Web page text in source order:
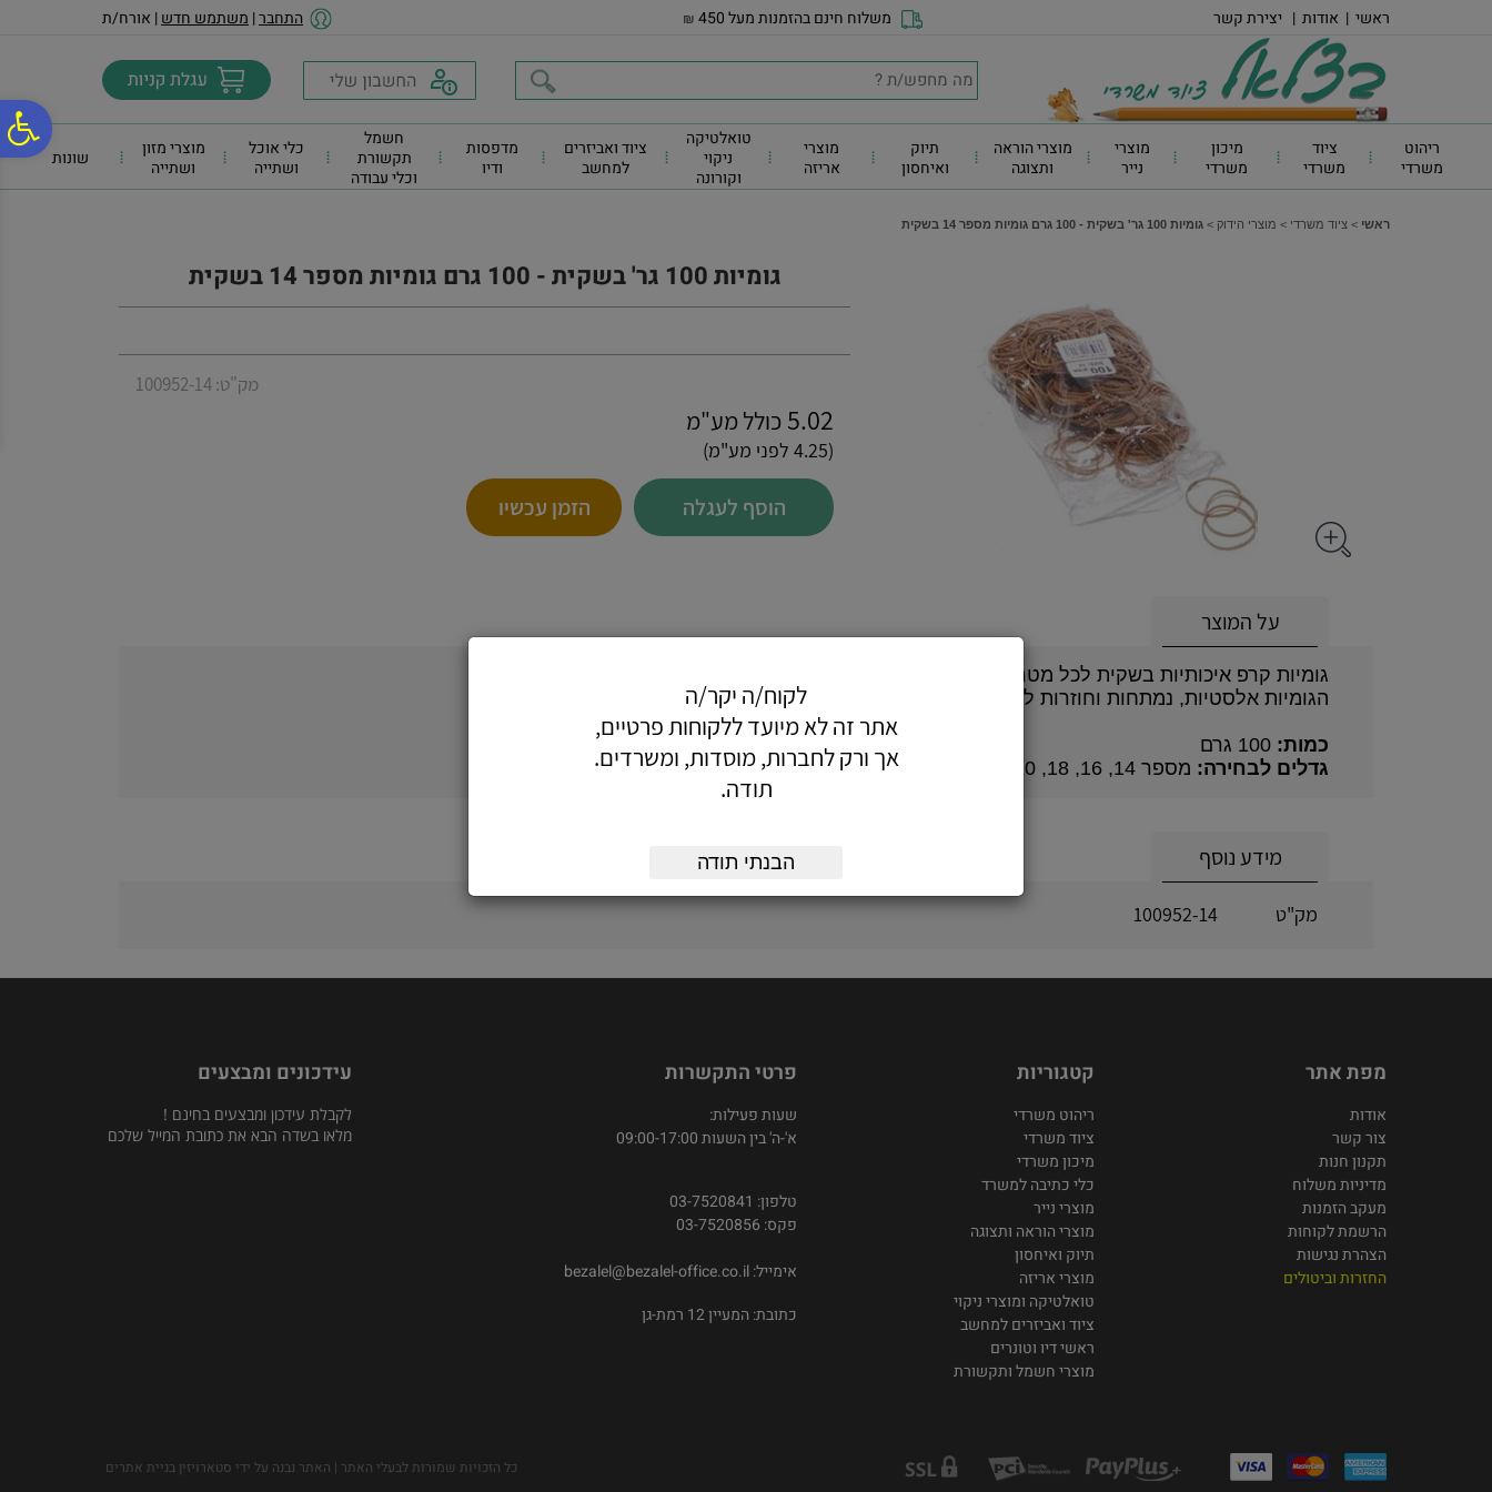
נגישות
אתר
המרכזי
ראשי | אודות | יצירת קשר משלוח חינם בהזמנות מעל 450 ₪ התחבר| משתמש חדש| אורח/ת
ריהוט
משרדי
ציוד
משרדי
מיכון
משרדי
מוצרי
נייר
מוצרי הוראה
ותצוגה
תיוק
ואיחסון
מוצרי
אריזה
טואלטיקה
ניקוי
וקורונה
ציוד ואביזרים
למחשב
מדפסות
ודיו
חשמל
תקשורת
וכלי עבודה
כלי אוכל
ושתייה
מוצרי מזון
ושתייה
שונות
ראשי > ציוד משרדי > מוצרי הידוק > גומיות 100 גר' בשקית - 100 גרם גומיות מספר 14 בשקית
גומיות 100 גר' בשקית - 100 גרם גומיות מספר 14 בשקית
מק"ט: 100952-14
5.02 כולל מע"מ
(4.25 לפני מע"מ)
הוסף לעגלה הזמן עכשיו
על המוצר
גומיות קרפ איכותיות בשקית לכל מטרה.
הגומיות אלסטיות, נמתחות וחוזרות למצב המקורי לאחר המתיחה.
כמות:
גדלים לבחירה: מספר 14, 16, 18, 20, 22, 24, 26, 28, 30
מידע נוסף
מק"ט 100952-14
מפת אתר
אודות
צור קשר
תקנון חנות
מדיניות משלוח
מעקב הזמנות
הרשמת לקוחות
הצהרת נגישות
החזרות וביטולים
קטגוריות
ריהוט משרדי
ציוד משרדי
מיכון משרדי
כלי כתיבה למשרד
מוצרי נייר
מוצרי הוראה ותצוגה
תיוק ואיחסון
מוצרי אריזה
טואלטיקה ומוצרי ניקוי
ציוד ואביזרים למחשב
ראשי דיו וטונרים
מוצרי חשמל ותקשורת
פרטי התקשרות
שעות פעילות:
א'-ה' בין השעות 09:00-17:00
טלפון: 03-7520841
פקס: 03-7520856
אימייל:bezalel@bezalel-office.co.il
כתובת: המעיין 12 רמת-גן
עידכונים ומבצעים
לקבלת עידכון ומבצעים בחינם !
מלאו בשדה הבא את כתובת המייל שלכם
כל הזכויות שמורות לבעלי האתר | האתר נבנה על ידי סטארויזין בניית אתרים
לקוח/ה יקר/ה
אתר זה לא מיועד ללקוחות פרטיים,
אך ורק לחברות, מוסדות, ומשרדים.
תודה.
הבנתי תודה